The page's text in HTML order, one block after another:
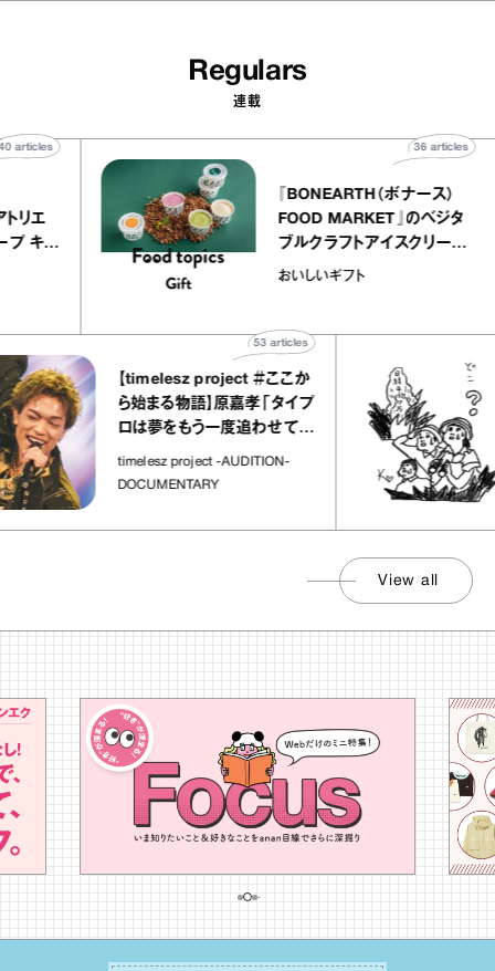
Regulars
連載
ー アトリエ
クレープ キャ
40 articles
『BONEARTH（ボナース
FOOD MARKET』のベ
ブルクラフトアイスクリ
｜真野知子の「おいしい
おいしいギフト
36
【timelesz project ＃ここか
ら始まる物語】原嘉孝「タイプ
ロは夢をもう一度追わせてく
れた場所」
timelesz project -AUDITION-
DOCUMENTARY
articles
View all